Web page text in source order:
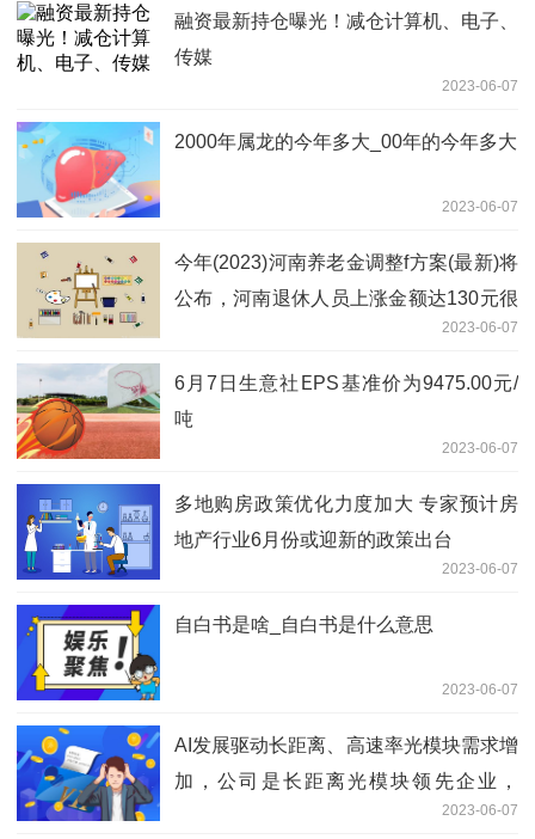
融资最新持仓曝光！减仓计算机、电子、
传媒
2023-06-07
2000年属龙的今年多大_00年的今年多大
2023-06-07
今年(2023)河南养老金调整f方案(最新)将
公布，河南退休人员上涨金额达130元很
2023-06-07
6月7日生意社EPS基准价为9475.00元/
吨
2023-06-07
多地购房政策优化力度加大 专家预计房
地产行业6月份或迎新的政策出台
2023-06-07
自白书是啥_自白书是什么意思
2023-06-07
AI发展驱动长距离、高速率光模块需求增
加，公司是长距离光模块领先企业，
800G等高端光模块在研项目充足支撑未
2023-06-07